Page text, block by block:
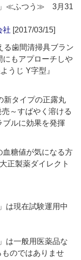
」≪ふつう≫ 3月31
社 [2017/03/15]
歯間清掃具ブラン
にもアプローチしや
うじ Y字型』
新タイプの正露丸
～すばやく溶ける
ルに効果を発揮
血糖値が気になる方
正製薬ダイレクト
は現在試験運用中
は一般用医薬品な
のではありませ